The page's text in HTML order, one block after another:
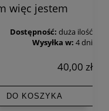
więc jestem
Dostępność: duża ilość
Wysyłka w: 4 dni
40,00 zł
DO KOSZYKA